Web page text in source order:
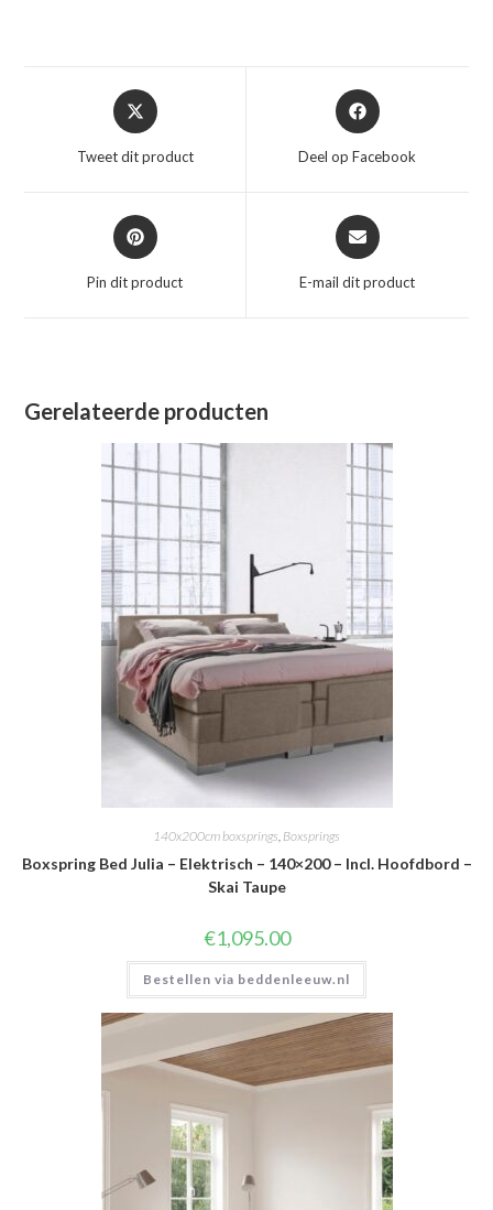
Opent
in
nieuw
Tweet dit product
Opent
in
nieuw
Deel op Facebook
Opent
in
nieuw
Pin dit product
Opent
in
nieuw
E-mail dit product
Gerelateerde producten
140x200cm boxsprings, Boxsprings
Boxspring Bed Julia – Elektrisch – 140×200 – Incl. Hoofdbord –
Skai Taupe
€1,095.00
Bestellen via beddenleeuw.nl